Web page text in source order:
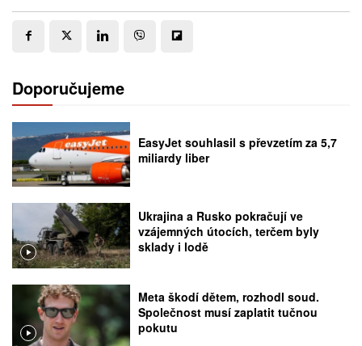
Doporučujeme
EasyJet souhlasil s převzetím za 5,7
miliardy liber
Ukrajina a Rusko pokračují ve
vzájemných útocích, terčem byly
sklady i lodě
Meta škodí dětem, rozhodl soud.
Společnost musí zaplatit tučnou
pokutu